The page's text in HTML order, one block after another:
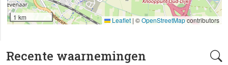
Recente waarnemingen
1 km Leaflet | ©OpenStreetMapcontributors